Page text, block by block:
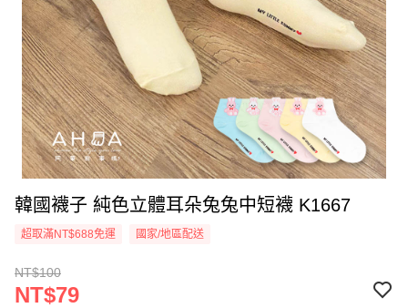
韓國襪子 純色立體耳朵兔兔中短襪 K1667
超取滿NT$688免運 國家/地區配送
NT$100
NT$79